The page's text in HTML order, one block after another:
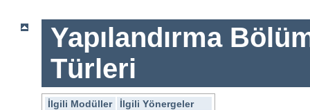
Yapılandırma
Türleri
İlgili Modüller
İlgili Yönergeler